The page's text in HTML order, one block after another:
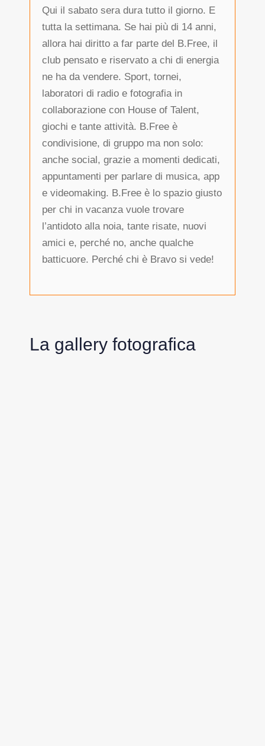
Qui il sabato sera dura tutto il giorno. E
tutta la settimana. Se hai più di 14 anni,
allora hai diritto a far parte del B.Free, il
club pensato e riservato a chi di energia
ne ha da vendere. Sport, tornei,
laboratori di radio e fotografia in
collaborazione con House of Talent,
giochi e tante attività. B.Free è
condivisione, di gruppo ma non solo:
anche social, grazie a momenti dedicati,
appuntamenti per parlare di musica, app
e videomaking. B.Free è lo spazio giusto
per chi in vacanza vuole trovare
l’antidoto alla noia, tante risate, nuovi
amici e, perché no, anche qualche
batticuore. Perché chi è Bravo si vede!
La gallery fotografica